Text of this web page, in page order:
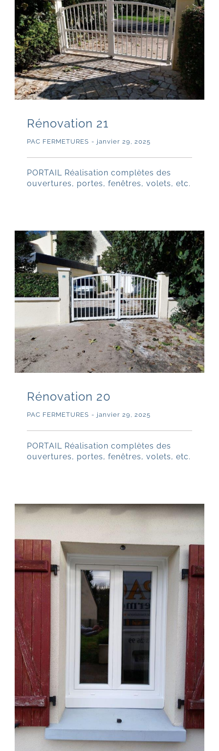
Rénovation 21
PAC FERMETURES - janvier 29, 2025
PORTAIL Réalisation complètes des
ouvertures, portes, fenêtres, volets, etc.
Rénovation 20
PAC FERMETURES - janvier 29, 2025
PORTAIL Réalisation complètes des
ouvertures, portes, fenêtres, volets, etc.